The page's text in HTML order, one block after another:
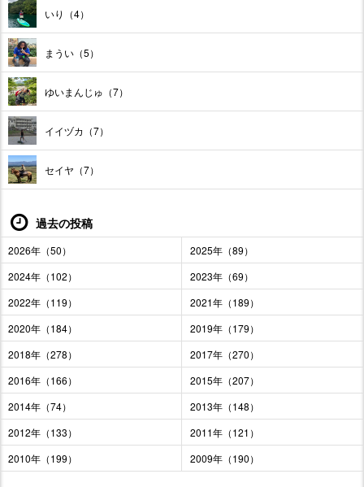
いり（4）
まうい（5）
ゆいまんじゅ（7）
イイヅカ（7）
セイヤ（7）
過去の投稿
2026年（50）
2025年（89）
2024年（102）
2023年（69）
2022年（119）
2021年（189）
2020年（184）
2019年（179）
2018年（278）
2017年（270）
2016年（166）
2015年（207）
2014年（74）
2013年（148）
2012年（133）
2011年（121）
2010年（199）
2009年（190）